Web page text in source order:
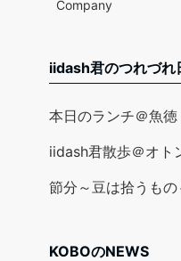
Company
iidash君のつれづれ
本日のランチ＠魚徳
iidash君散歩＠オト
節分～豆は拾うもの
KOBOのNEWS